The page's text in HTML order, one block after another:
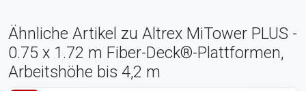
Ähnliche Artikel zu Altrex MiTower PLUS -
0.75 x 1.72 m Fiber-Deck®-Plattformen,
Arbeitshöhe bis 4,2 m